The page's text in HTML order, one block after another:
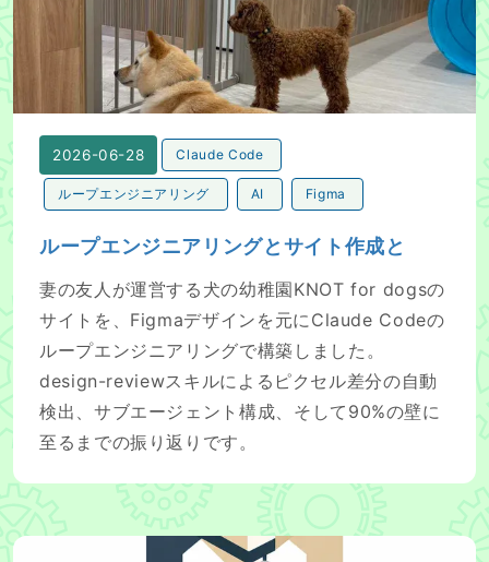
2026-06-28 Claude Code
ループエンジニアリング AI Figma
ループエンジニアリングとサイト作成と
妻の友人が運営する犬の幼稚園KNOT for dogsの
サイトを、Figmaデザインを元にClaude Codeの
ループエンジニアリングで構築しました。
design-reviewスキルによるピクセル差分の自動
検出、サブエージェント構成、そして90%の壁に
至るまでの振り返りです。
mspecという仕様駆動開発フレームワークを作っている